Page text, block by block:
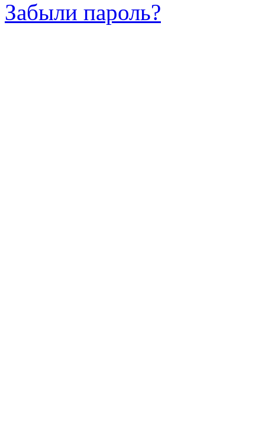
Забыли пароль?